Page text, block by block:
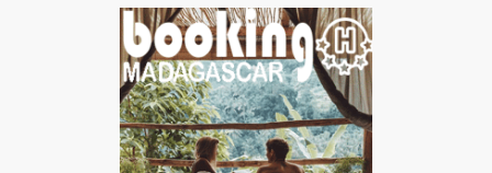
Hôtel La Résidence
d'Ankerana à
Antananarivo